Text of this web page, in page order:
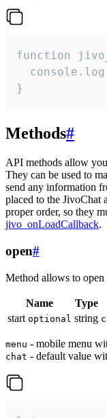
function
}
Methods#
API methods allow
They can be used to
send any information
placed to the JivoChat
proper order, so they
jivo_onLoadCallback.
open#
Method allows to
Name Type
start optional string
menu - mobile menu
chat - default value